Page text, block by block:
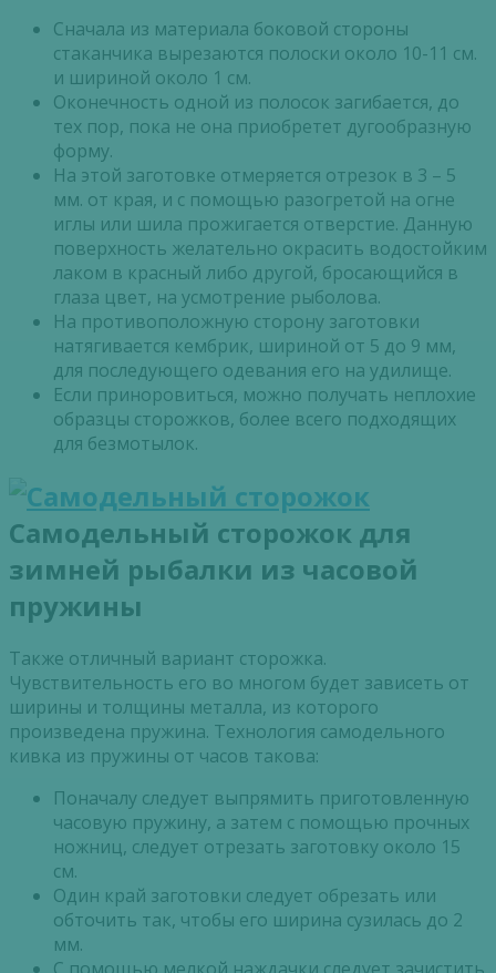
Сначала из материала боковой стороны
стаканчика вырезаются полоски около 10-11 см.
и шириной около 1 см.
Оконечность одной из полосок загибается, до
тех пор, пока не она приобретет дугообразную
форму.
На этой заготовке отмеряется отрезок в 3 – 5
мм. от края, и с помощью разогретой на огне
иглы или шила прожигается отверстие. Данную
поверхность желательно окрасить водостойким
лаком в красный либо другой, бросающийся в
глаза цвет, на усмотрение рыболова.
На противоположную сторону заготовки
натягивается кембрик, шириной от 5 до 9 мм,
для последующего одевания его на удилище.
Если приноровиться, можно получать неплохие
образцы сторожков, более всего подходящих
для безмотылок.
Самодельный сторожок для
зимней рыбалки из часовой
пружины
Также отличный вариант сторожка.
Чувствительность его во многом будет зависеть от
ширины и толщины металла, из которого
произведена пружина. Технология самодельного
кивка из пружины от часов такова:
Поначалу следует выпрямить приготовленную
часовую пружину, а затем с помощью прочных
ножниц, следует отрезать заготовку около 15
см.
Один край заготовки следует обрезать или
обточить так, чтобы его ширина сузилась до 2
мм.